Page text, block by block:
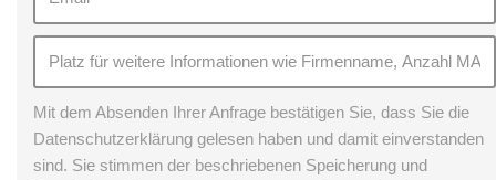
Mit dem Absenden Ihrer Anfrage bestätigen Sie, dass Sie die
Datenschutzerklärung gelesen haben und damit einverstanden
sind. Sie stimmen der beschriebenen Speicherung und